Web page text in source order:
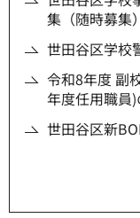
集（随時募集）
世田谷区学校
令和8年度 副
年度任用職員
世田谷区新